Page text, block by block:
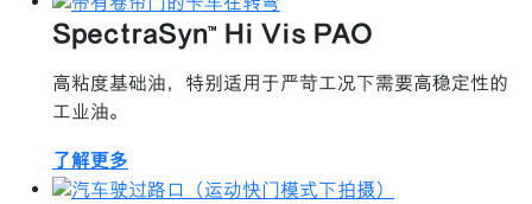
SpectraSyn™ Hi Vis PAO
高粘度基础油，特别适用于严苛工况下需要高稳定性的
工业油。
了解更多